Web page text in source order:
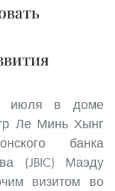
июля в доме
Ле Минь Хынг
банка
(JBIC) Маэду
визитом во